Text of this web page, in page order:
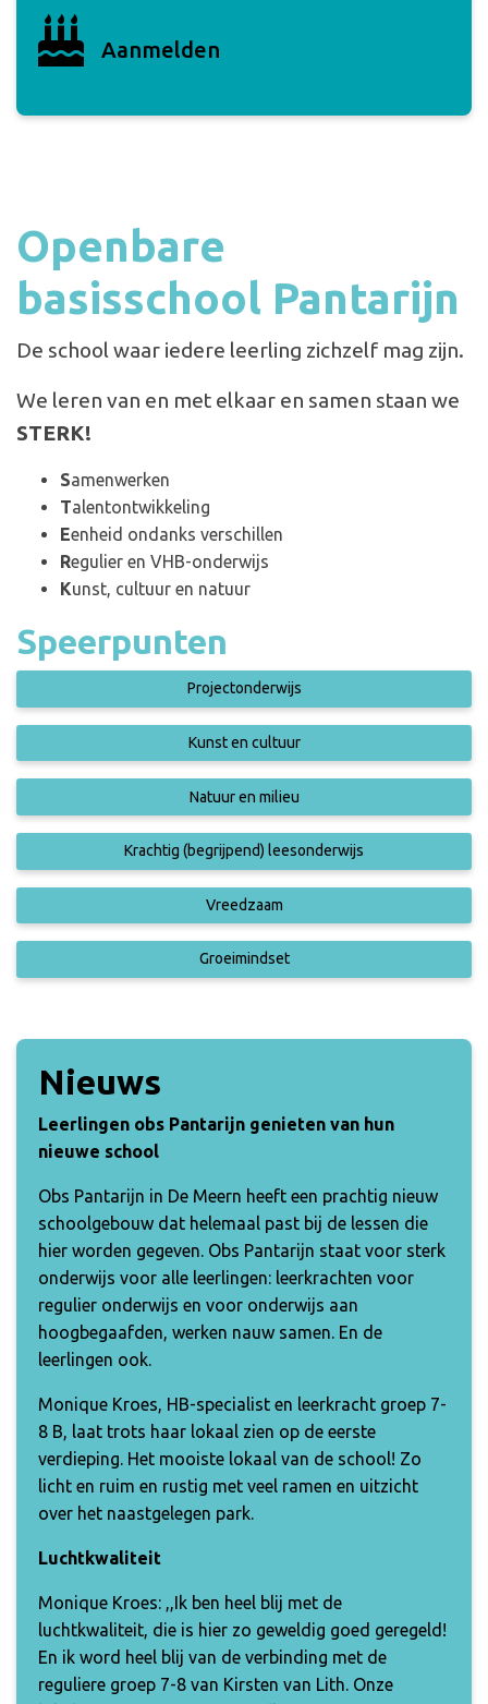
Aanmelden
Openbare
basisschool Pantarijn
De school waar iedere leerling zichzelf mag zijn.
We leren van en met elkaar en samen staan we
STERK!
Samenwerken
Talentontwikkeling
Eenheid ondanks verschillen
Regulier en VHB-onderwijs
Kunst, cultuur en natuur
Speerpunten
Projectonderwijs
Kunst en cultuur
Natuur en milieu
Krachtig (begrijpend) leesonderwijs
Vreedzaam
Groeimindset
Nieuws
Leerlingen obs Pantarijn genieten van hun
nieuwe school
Obs Pantarijn in De Meern heeft een prachtig nieuw
schoolgebouw dat helemaal past bij de lessen die
hier worden gegeven. Obs Pantarijn staat voor sterk
onderwijs voor alle leerlingen: leerkrachten voor
regulier onderwijs en voor onderwijs aan
hoogbegaafden, werken nauw samen. En de
leerlingen ook.
Monique Kroes, HB-specialist en leerkracht groep 7-
8 B, laat trots haar lokaal zien op de eerste
verdieping. Het mooiste lokaal van de school! Zo
licht en ruim en rustig met veel ramen en uitzicht
over het naastgelegen park.
Luchtkwaliteit
Monique Kroes: ,,Ik ben heel blij met de
luchtkwaliteit, die is hier zo geweldig goed geregeld!
En ik word heel blij van de verbinding met de
reguliere groep 7-8 van Kirsten van Lith. Onze